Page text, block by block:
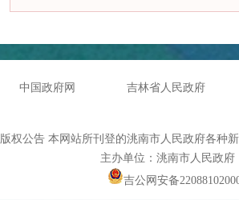
中国政府网 吉林省人民政府
版权公告 本网站所刊登的洮南市人民政府各种
主办单位：洮南市人民政
吉公网安备